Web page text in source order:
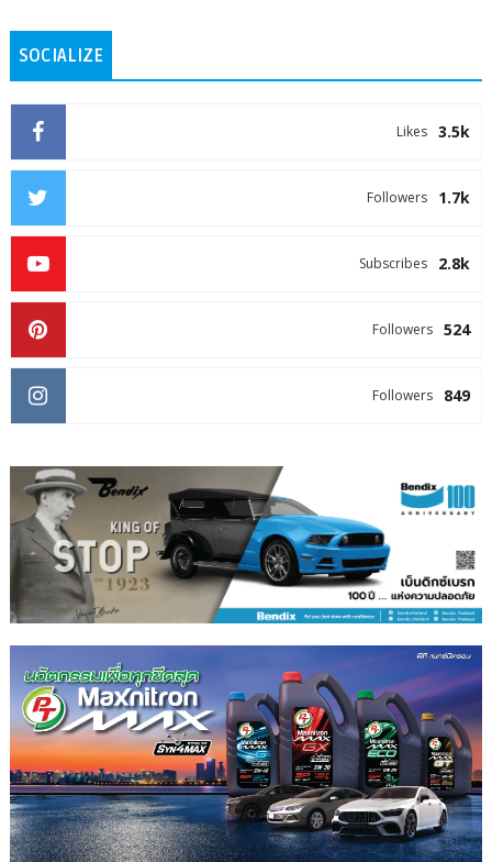
SOCIALIZE
3.5k
Likes
1.7k
Followers
2.8k
Subscribes
524
Followers
849
Followers